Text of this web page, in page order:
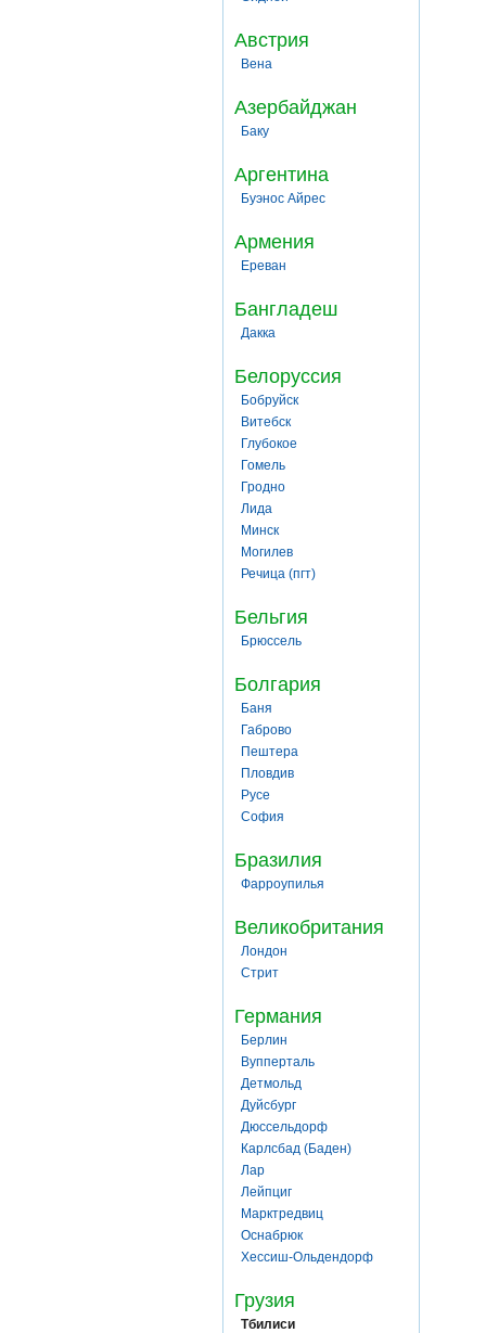
Австрия
Вена
Азербайджан
Баку
Аргентина
Буэнос Айрес
Армения
Ереван
Бангладеш
Дакка
Белоруссия
Бобруйск
Витебск
Глубокое
Гомель
Гродно
Лида
Минск
Могилев
Речица (пгт)
Бельгия
Брюссель
Болгария
Баня
Габрово
Пештера
Пловдив
Русе
София
Бразилия
Фарроупилья
Великобритания
Лондон
Стрит
Германия
Берлин
Вупперталь
Детмольд
Дуйсбург
Дюссельдорф
Карлсбад (Баден)
Лар
Лейпциг
Марктредвиц
Оснабрюк
Хессиш-Ольдендорф
Грузия
Тбилиси